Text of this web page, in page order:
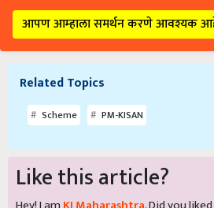
आपण आम्हाला समर्थन करणे आवश्यक
Related Topics
Scheme PM-KISAN
Like this article?